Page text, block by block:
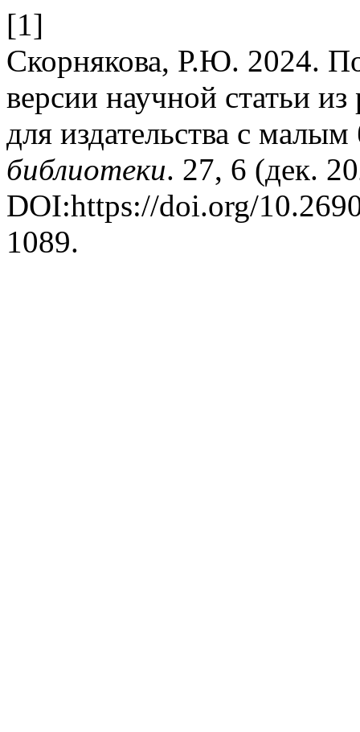
[1]
Скорнякова, Р.Ю. 2024.
версии научной статьи
для издательства с
библиотеки. 27, 6 (дек.
DOI:https://doi.org/
1089.